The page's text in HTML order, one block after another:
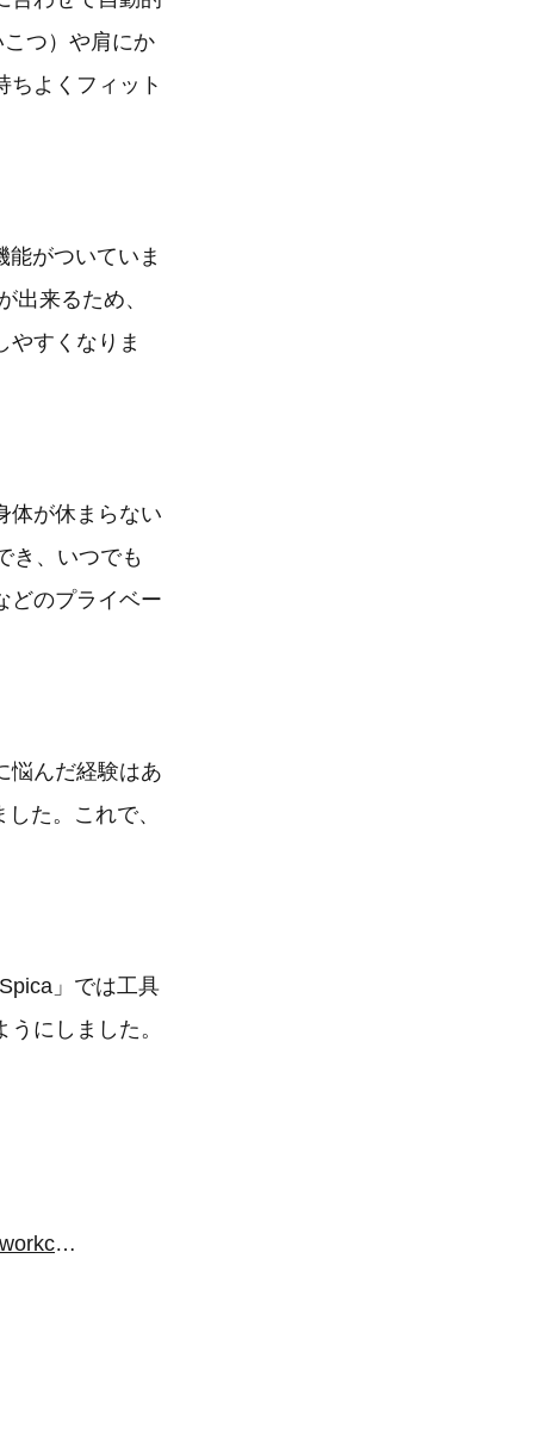
つ）や肩にか
ちよくフィット
がついていま
出来るため、
やすくなりま
体が休まらない
き、いつでも
どのプライベー
悩んだ経験はあ
た。これで、
」では工具
にしました。
https://www.rasical.com/collections/general-products/products/growspica-workchair-elite